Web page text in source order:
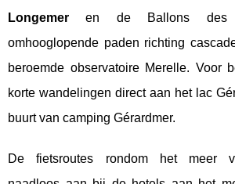
Longemer en de Ballons des
omhooglopende paden richting
beroemde observatoire Merelle. Voor
korte wandelingen direct aan het lac
buurt van camping Gérardmer.
De fietsroutes rondom het meer